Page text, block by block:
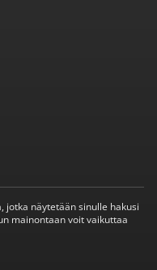
jotka näytetään sinulle hakusi
mainontaan voit vaikuttaa